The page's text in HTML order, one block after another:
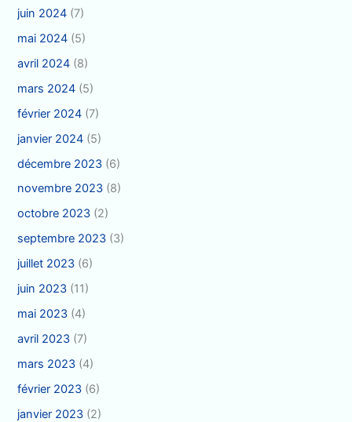
juin 2024 (7)
mai 2024 (5)
avril 2024 (8)
mars 2024 (5)
février 2024 (7)
janvier 2024 (5)
décembre 2023 (6)
novembre 2023 (8)
octobre 2023 (2)
septembre 2023 (3)
juillet 2023 (6)
juin 2023 (11)
mai 2023 (4)
avril 2023 (7)
mars 2023 (4)
février 2023 (6)
janvier 2023 (2)